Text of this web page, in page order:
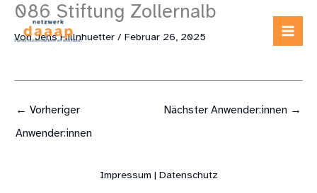
Zum
springen
086 Stiftung Zollernalb
VonJens Hillnhuetter / Februar 26, 2025
← Vorheriger
Anwender:innen
Nächster Anwender:innen →
Impressum | Datenschutz